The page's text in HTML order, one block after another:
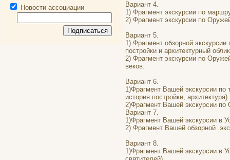
Новости ассоциации
Вариант 4.
1) Фрагмент экскурсии по
2) Фрагмент экскурсии по
Вариант 5.
1) Фрагмент обзорной
постройки и архитектурный
2) Фрагмент экскурсии по
веков.
Вариант 6.
1)Фрагмент Вашей экскурсии
история постройки, архитектура).
2)Фрагмент Вашей экскурсии
Вариант 7.
1)Фрагмент Вашей экскурсии в
2) Фрагмент Вашей обзорной
Вариант 8.
1)Фрагмент Вашей экскурсии в